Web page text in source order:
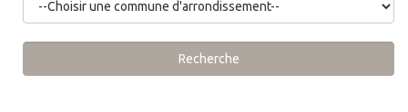
Recherche